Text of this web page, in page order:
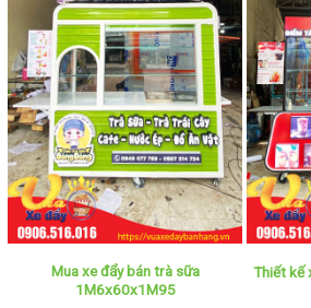
Mua xe đẩy bán trà sữa
1M6x60x1M95
Thiết kế